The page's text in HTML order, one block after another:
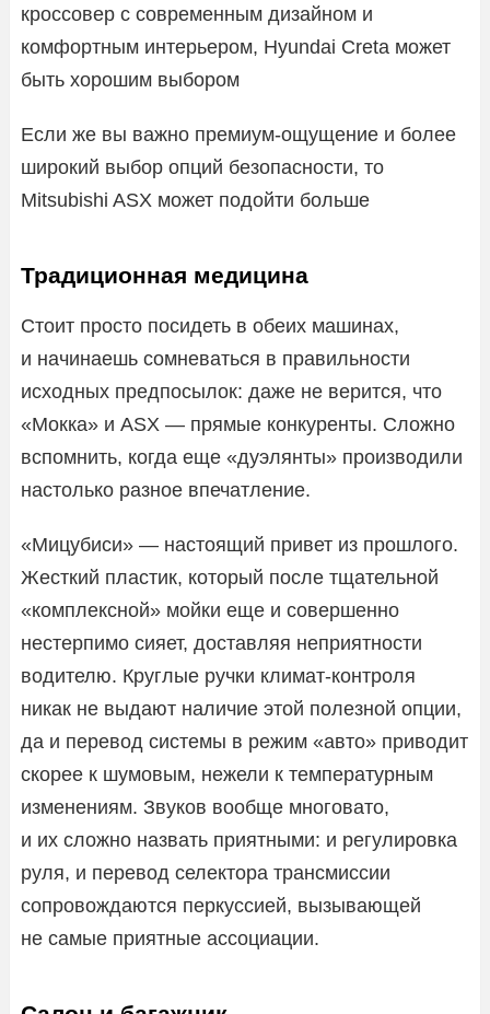
кроссовер с современным дизайном и
комфортным интерьером, Hyundai Creta может
быть хорошим выбором
Если же вы важно премиум-ощущение и более
широкий выбор опций безопасности, то
Mitsubishi ASX может подойти больше
Традиционная медицина
Стоит просто посидеть в обеих машинах,
и начинаешь сомневаться в правильности
исходных предпосылок: даже не верится, что
«Мокка» и ASX — прямые конкуренты. Сложно
вспомнить, когда еще «дуэлянты» производили
настолько разное впечатление.
«Мицубиси» — настоящий привет из прошлого.
Жесткий пластик, который после тщательной
«комплексной» мойки еще и совершенно
нестерпимо сияет, доставляя неприятности
водителю. Круглые ручки климат-контроля
никак не выдают наличие этой полезной опции,
да и перевод системы в режим «авто» приводит
скорее к шумовым, нежели к температурным
изменениям. Звуков вообще многовато,
и их сложно назвать приятными: и регулировка
руля, и перевод селектора трансмиссии
сопровождаются перкуссией, вызывающей
не самые приятные ассоциации.